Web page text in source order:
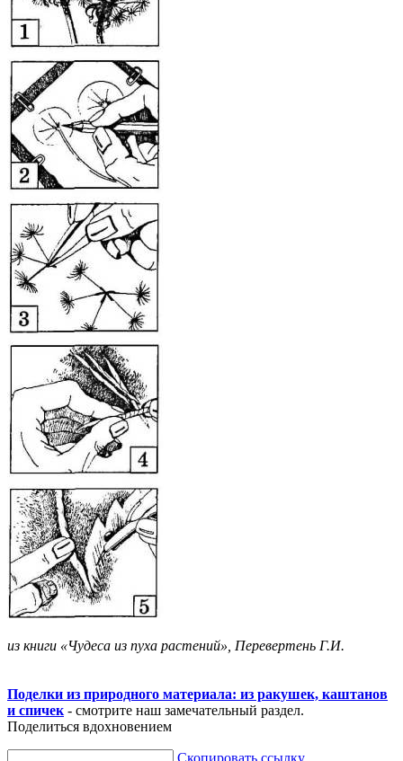
из книги «Чудеса из пуха растений», Перевертень Г.И.
Поделки из природного материала: из ракушек, каштанов
и спичек - смотрите наш замечательный раздел.
Поделиться вдохновением
Скопировать ссылку